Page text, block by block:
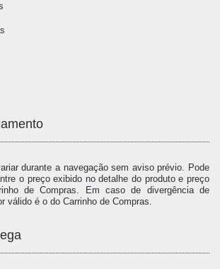
durante a navegação sem aviso prévio. Pode
o preço exibido no detalhe do produto e preço
de Compras. Em caso de divergência de
válido é o do Carrinho de Compras.